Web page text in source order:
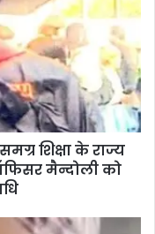
शिक्षा के राज्य
मैन्दोली को